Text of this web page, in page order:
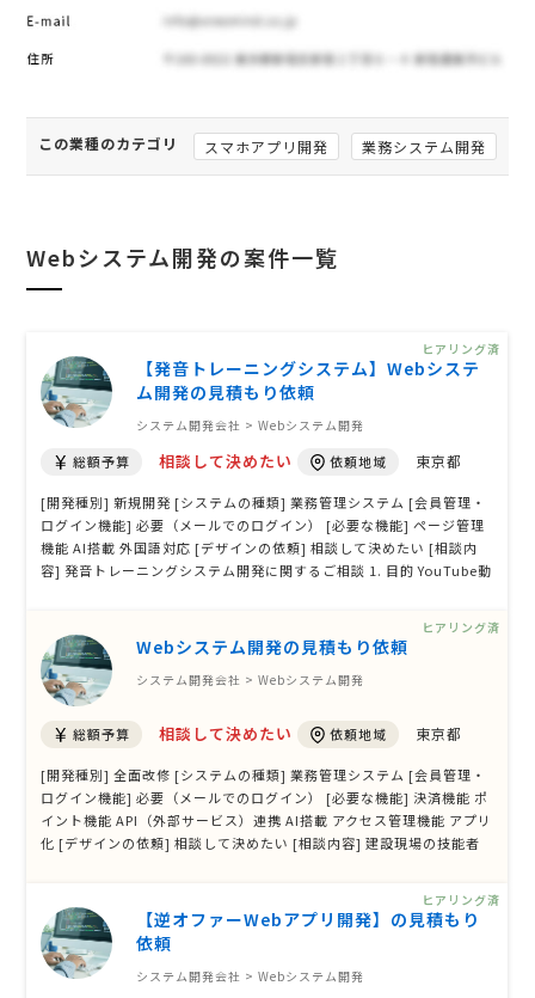
この業種のカテゴリ スマホアプリ開発 業務システム開発
Webシステム開発の案件一覧
【発音トレーニングシステム】Webシステ
ム開発の見積もり依頼
システム開発会社 > Webシステム開発
総額予算 相談して決めたい 依頼地域 東京都
[開発種別] 新規開発 [システムの種類] 業務管理システム [会員管理・
ログイン機能] 必要（メールでのログイン） [必要な機能] ページ管理
機能 AI搭載 外国語対応 [デザインの依頼] 相談して決めたい [相談内
容] 発音トレーニングシステム開発に関するご相談 1. 目的 YouTube動
発したいと …
ヒアリング済
Webシステム開発の見積もり依頼
システム開発会社 > Webシステム開発
総額予算 相談して決めたい 依頼地域 東京都
[開発種別] 全面改修 [システムの種類] 業務管理システム [会員管理・
ログイン機能] 必要（メールでのログイン） [必要な機能] 決済機能 ポ
イント機能 API（外部サービス）連携 AI搭載 アクセス管理機能 アプリ
化 [デザインの依頼] 相談して決めたい [相談内容] 建設現場の技能者
していますが …
ヒアリング済
【逆オファーWebアプリ開発】の見積もり
依頼
システム開発会社 > Webシステム開発
ヒアリング済